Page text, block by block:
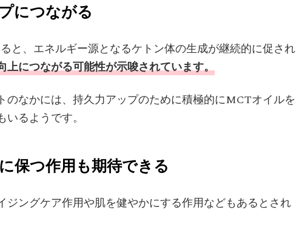
につながる
と、エネルギー源となるケトン体の生成が継続的に促され
上につながる可能性が示唆されています。
のなかには、持久力アップのために積極的にMCTオイルを
るようです。
保つ作用も期待できる
ジングケア作用や肌を健やかにする作用などもあるとされ